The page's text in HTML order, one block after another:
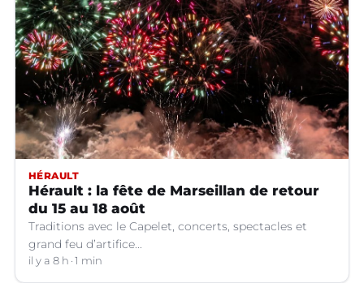
HÉRAULT
Hérault : la fête de Marseillan de retour
du 15 au 18 août
Traditions avec le Capelet, concerts, spectacles et
grand feu d’artifice...
il y a 8 h 1 min